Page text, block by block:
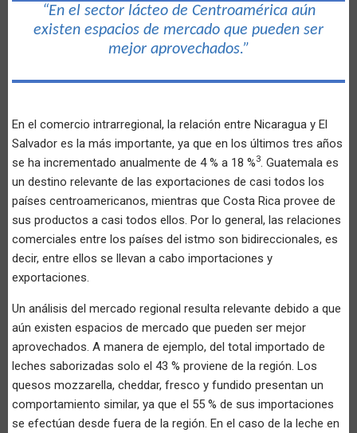
“En el sector lácteo de Centroamérica aún
existen espacios de mercado que pueden ser
mejor aprovechados.”
En el comercio intrarregional, la relación entre Nicaragua y El
Salvador es la más importante, ya que en los últimos tres años
se ha incrementado anualmente de 4 % a 18 %3. Guatemala es
un destino relevante de las exportaciones de casi todos los
países centroamericanos, mientras que Costa Rica provee de
sus productos a casi todos ellos. Por lo general, las relaciones
comerciales entre los países del istmo son bidireccionales, es
decir, entre ellos se llevan a cabo importaciones y
exportaciones.
Un análisis del mercado regional resulta relevante debido a que
aún existen espacios de mercado que pueden ser mejor
aprovechados. A manera de ejemplo, del total importado de
leches saborizadas solo el 43 % proviene de la región. Los
quesos mozzarella, cheddar, fresco y fundido presentan un
comportamiento similar, ya que el 55 % de sus importaciones
se efectúan desde fuera de la región. En el caso de la leche en